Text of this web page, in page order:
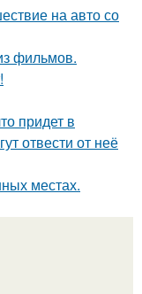
на авто со
фильмов.
придет в
отвести от неё
местах.